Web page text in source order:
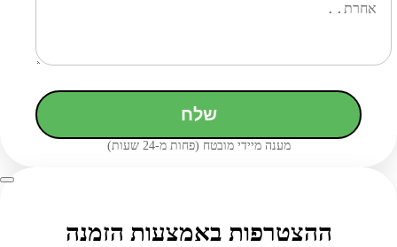
שלח
מענה מיידי מובטח (פחות מ-24 שעות)
ההצטרפות באמצעות הזמנה